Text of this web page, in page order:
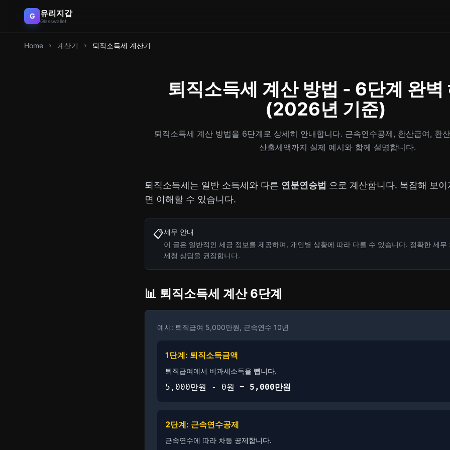
G 유리지갑
Glasswallet
Home 계산기 퇴직소득세 계산기
퇴직소득세 계산 방법 - 6단계 완벽
(2026년 기준)
퇴직소득세 계산 방법을 6단계로 상세히 안내합니다. 근속연수공제, 환산급여, 환
산출세액까지 실제 예시와 함께 설명합니다.
퇴직소득세는 일반 소득세와 다른 연분연승법 으로 계산합니다. 복잡해 보
면 이해할 수 있습니다.
📋세무 안내
이 글은 일반적인 세금 정보를 제공하며, 개인별 상황에 따라 다를 수 있습니다. 정확한 세무
세청 상담을 권장합니다.
📊 퇴직소득세 계산 6단계
예시: 퇴직급여 5,000만원, 근속연수 10년
1단계: 퇴직소득금액
퇴직급여에서 비과세소득을 뺍니다.
5,000만원 - 0원 = 5,000만원
2단계: 근속연수공제
근속연수에 따라 차등 공제합니다.